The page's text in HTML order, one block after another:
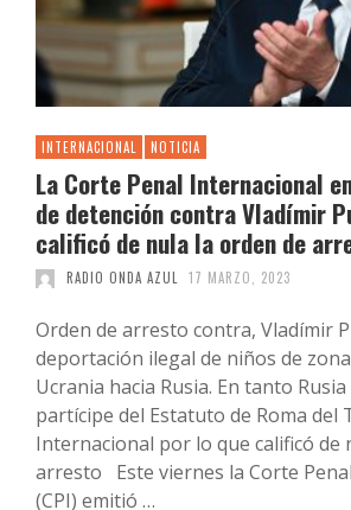
INTERNACIONAL NOTICIA
La Corte Penal Internacional
de detención contra Vladímir
calificó de nula la orden de
RADIO ONDA AZUL 17 MARZO, 2023
Orden de arresto contra, Vladímir
deportación ilegal de niños de
Ucrania hacia Rusia. En tanto
partícipe del Estatuto de Roma del
Internacional por lo que calificó de
arresto Este viernes la Corte
(CPI) emitió …